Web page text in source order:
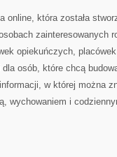
online, która została
zainteresowanych
opiekuńczych,
osób, które chcą
w której można
wychowaniem i